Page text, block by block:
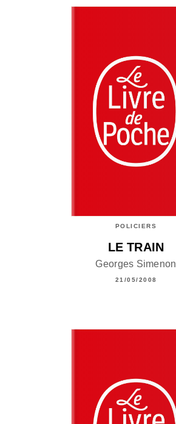
POLICIERS
LE TRAIN
Georges Simenon
21/05/2008